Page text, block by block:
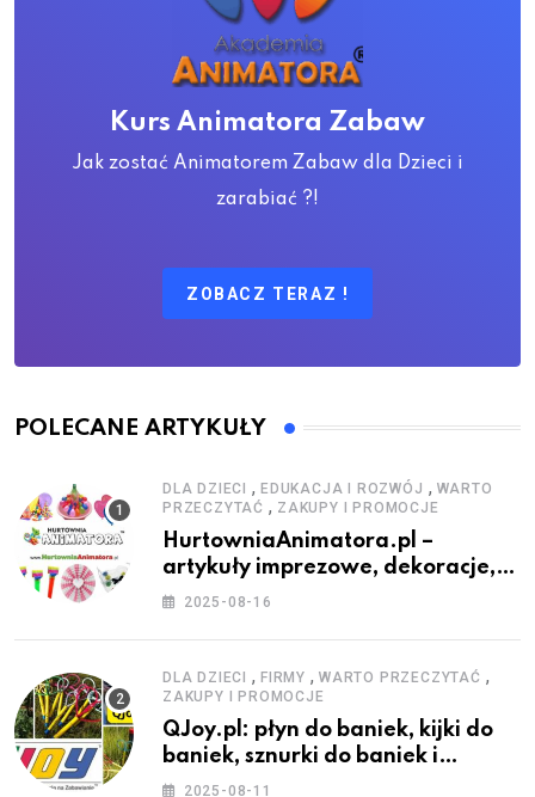
Kurs Animatora Zabaw
Jak zostać Animatorem Zabaw dla Dzieci i
zarabiać ?!
ZOBACZ TERAZ !
POLECANE ARTYKUŁY
DLA DZIECI , EDUKACJA I ROZWÓJ , WARTO
PRZECZYTAĆ , ZAKUPY I PROMOCJE
HurtowniaAnimatora.pl –
artykuły imprezowe, dekoracje,
stroje i akcesoria dla animatorów
2025-08-16
DLA DZIECI , FIRMY , WARTO PRZECZYTAĆ ,
ZAKUPY I PROMOCJE
QJoy.pl: płyn do baniek, kijki do
baniek, sznurki do baniek i
zestawy do baniek
2025-08-11